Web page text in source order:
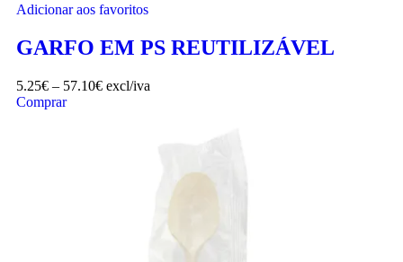
Adicionar aos favoritos
GARFO EM PS REUTILIZÁVEL
5.25€ – 57.10€ excl/iva
Comprar